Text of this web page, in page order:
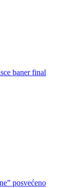
posvećeno